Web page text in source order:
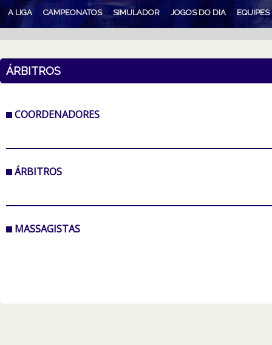
A LIGA CAMPEONATOS SIMULADOR JOGOS DO DIA EQUIPES
ÁRBITROS
COORDENADORES
ÁRBITROS
MASSAGISTAS